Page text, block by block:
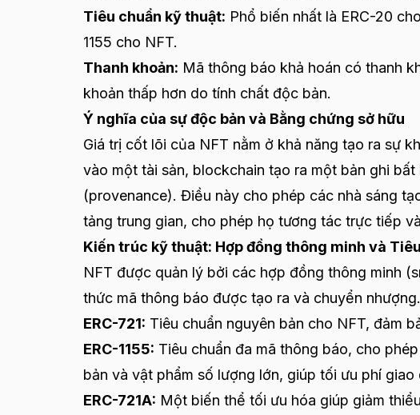
Tiêu chuẩn kỹ thuật: Phổ biến nhất là ERC-20
1155 cho NFT.
Thanh khoản: Mã thông báo khả hoán có thanh
khoản thấp hơn do tính chất độc bản.
Ý nghĩa của sự độc bản và Bằng chứng sở hữu
Giá trị cốt lõi của NFT nằm ở khả năng tạo ra sự
vào một tài sản, blockchain tạo ra một bản ghi
(provenance). Điều này cho phép các nhà sáng
tảng trung gian, cho phép họ tương tác trực tiếp
Kiến trúc kỹ thuật: Hợp đồng thông minh và
NFT được quản lý bởi các hợp đồng thông minh
thức mã thông báo được tạo ra và chuyển nhượng.
ERC-721: Tiêu chuẩn nguyên bản cho NFT, đảm
ERC-1155: Tiêu chuẩn đa mã thông báo, cho
bản và vật phẩm số lượng lớn, giúp tối ưu phí giao
ERC-721A: Một biến thể tối ưu hóa giúp giảm